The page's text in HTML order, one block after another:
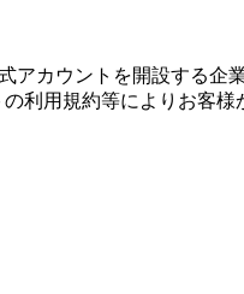
カウントを開設する企
利用規約等によりお客様